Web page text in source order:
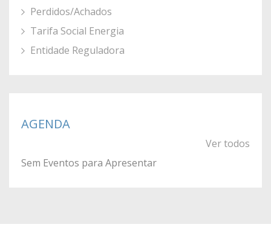
Perdidos/Achados
Tarifa Social Energia
Entidade Reguladora
AGENDA
Ver todos
Sem Eventos para Apresentar